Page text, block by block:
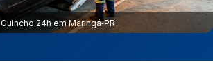
Guincho 24h em Maringá‑PR